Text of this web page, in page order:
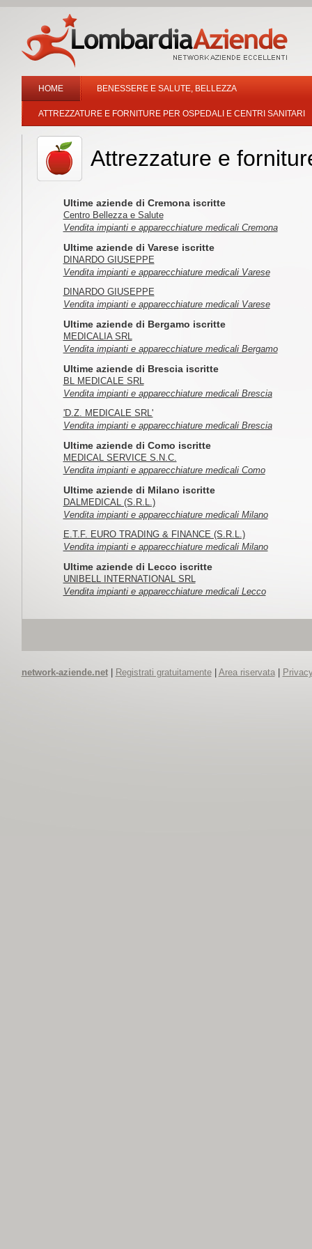
HOME BENESSERE E SALUTE, BELLEZZA
ATTREZZATURE E FORNITURE PER OSPEDALI E CENTRI SANITARI
Attrezzature e
Ultime aziende di Cremona iscritte
Centro Bellezza e Salute
Vendita impianti e apparecchiature medicali Cremona
Ultime aziende di Varese iscritte
DINARDO GIUSEPPE
Vendita impianti e apparecchiature medicali Varese
DINARDO GIUSEPPE
Vendita impianti e apparecchiature medicali Varese
Ultime aziende di Bergamo iscritte
MEDICALIA SRL
Vendita impianti e apparecchiature medicali Bergamo
Ultime aziende di Brescia iscritte
BL MEDICALE SRL
Vendita impianti e apparecchiature medicali Brescia
'D.Z. MEDICALE SRL'
Vendita impianti e apparecchiature medicali Brescia
Ultime aziende di Como iscritte
MEDICAL SERVICE S.N.C.
Vendita impianti e apparecchiature medicali Como
Ultime aziende di Milano iscritte
DALMEDICAL (S.R.L.)
Vendita impianti e apparecchiature medicali Milano
E.T.F. EURO TRADING & FINANCE (S.R.L.)
Vendita impianti e apparecchiature medicali Milano
Ultime aziende di Lecco iscritte
UNIBELL INTERNATIONAL SRL
Vendita impianti e apparecchiature medicali Lecco
network-aziende.net| Registrati gratuitamente| Area riservata|